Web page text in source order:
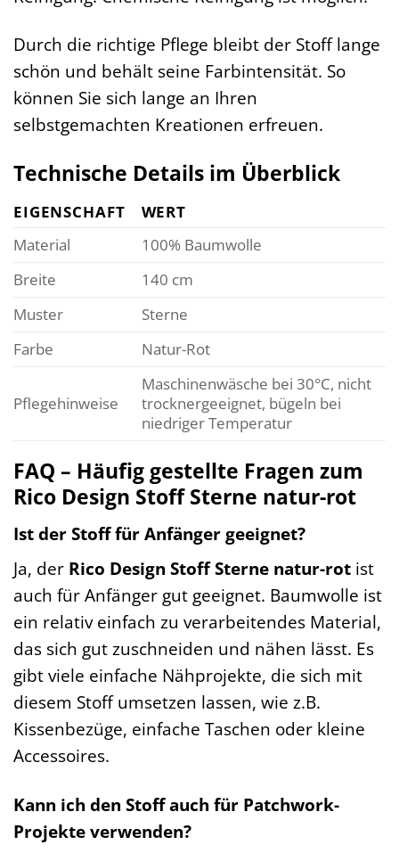
Durch die richtige Pflege bleibt der Stoff lange
schön und behält seine Farbintensität. So
können Sie sich lange an Ihren
selbstgemachten Kreationen erfreuen.
Technische Details im Überblick
EIGENSCHAFT
WERT
Material
100% Baumwolle
Breite
140 cm
Muster
Sterne
Farbe
Natur-Rot
Pflegehinweise
Maschinenwäsche bei 30°C, nicht
trocknergeeignet, bügeln bei
niedriger Temperatur
FAQ – Häufig gestellte Fragen zum
Rico Design Stoff Sterne natur-rot
Ist der Stoff für Anfänger geeignet?
Ja, der Rico Design Stoff Sterne natur-rot ist
auch für Anfänger gut geeignet. Baumwolle ist
ein relativ einfach zu verarbeitendes Material,
das sich gut zuschneiden und nähen lässt. Es
gibt viele einfache Nähprojekte, die sich mit
diesem Stoff umsetzen lassen, wie z.B.
Kissenbezüge, einfache Taschen oder kleine
Accessoires.
Kann ich den Stoff auch für Patchwork-
Projekte verwenden?